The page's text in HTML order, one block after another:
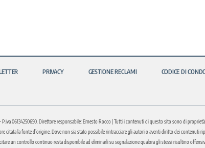
PRIVACY GESTIONE RECLAMI CODICE DI
06134250650. Direttore responsabile: Ernesto Rocco | Tutti i contenuti di questo sito sono di
citata la fonte d’origine. Dove non sia stato possibile rintracciare gli autori o aventi diritto dei contenuti
un controllo continuo resta disponibile ad eliminarli su segnalazione qualora gli stessi risultino